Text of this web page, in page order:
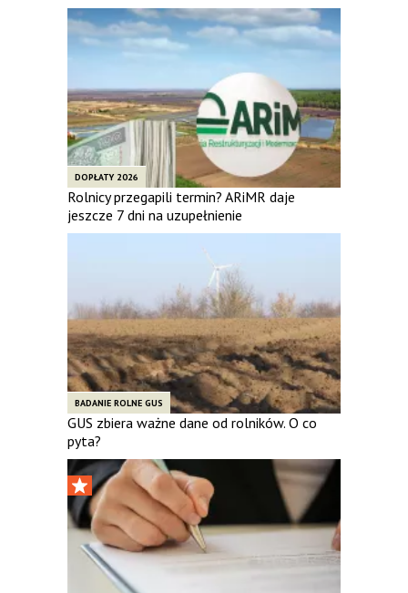
DOPŁATY 2026
Rolnicy przegapili termin? ARiMR daje
jeszcze 7 dni na uzupełnienie
BADANIE ROLNE GUS
GUS zbiera ważne dane od rolników. O co
pyta?